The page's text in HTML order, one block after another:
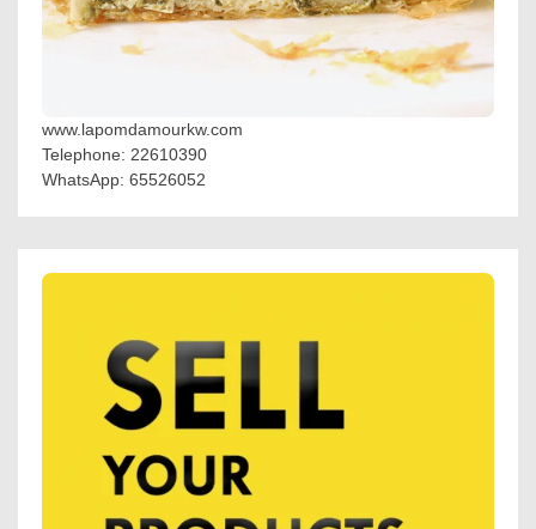
www.lapomdamourkw.com
Telephone: 22610390
WhatsApp: 65526052